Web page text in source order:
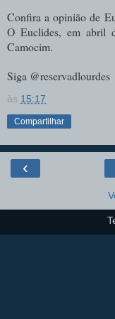
Confira a opinião de
O Euclides, em abril
Camocim.
Siga @reservadlourdes
às 15:17
Compartilhar
‹